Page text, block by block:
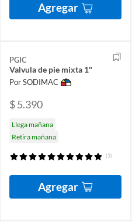
Agregar
PGIC
Valvula de pie mixta 1"
Por SODIMAC
$ 5.390
Llega mañana
Retira mañana
(3)
Agregar